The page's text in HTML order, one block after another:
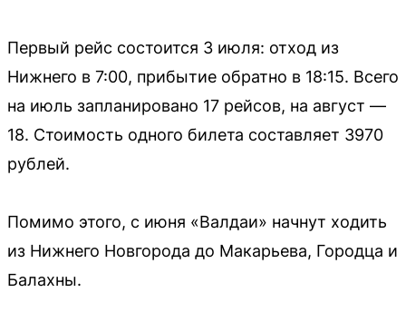
Первый рейс состоится 3 июля: отход из
Нижнего в 7:00, прибытие обратно в 18:15. Всего
на июль запланировано 17 рейсов, на август —
18. Стоимость одного билета составляет 3970
рублей.
Помимо этого, с июня «Валдаи» начнут ходить
из Нижнего Новгорода до Макарьева, Городца и
Балахны.